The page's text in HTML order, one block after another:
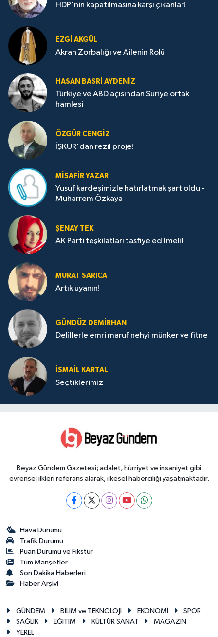
HDP'nin kapatılmasına karşı çıkanlar!
EZGI AKGÜL
Akran Zorbalığı ve Ailenin Rolü
HASAN BASRI AYDENIZ
Türkiye ve ABD açısından Suriye ortak
hamlesi
ÖZGÜR CENGIZ
İŞKUR'dan rezil proje!
MISAFIR YAZAR
Yusuf kardeşimizle hatırlatmak şart oldu -
Muharrem Özkaya
ŞENAY TEK
AK Parti teşkilatları tasfiye edilmeli!
MURAT SARICA
Artık uyanın!
GÜNDÜZ DEMIRHAN
Delillerle emri maruf nehyi münker ve fitne
İSMAIL KARTAL
Seçtiklerimiz
Beyaz Gündem Gazetesi; adalet, hürriyet ve insaniyet gibi
evrensel ilkleri referans alarak, ilkesel haberciliği yaşatmaktadır.
Hava Durumu
Trafik Durumu
Puan Durumu ve Fikstür
Tüm Manşetler
Son Dakika Haberleri
Haber Arşivi
GÜNDEM BİLİM ve TEKNOLOJİ EKONOMİ
SPOR
SAĞLIK
EĞİTİM KÜLTÜR SANAT
MAGAZİN
YEREL